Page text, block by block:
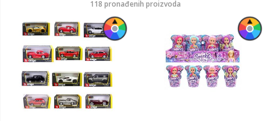
118 pronađenih proizvoda